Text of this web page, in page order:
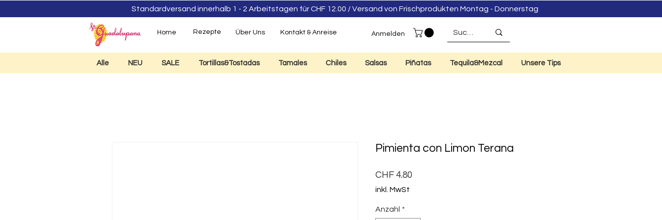
Standardversand innerhalb 1 - 2 Arbeitstagen für CHF 12.00 / Versand von Frischprodukten Montag - Donnerstag
Home Rezepte Über Uns Kontakt & Anreise Anmelden
Alle NEU SALE Tortillas&Tostadas Tamales Chiles Salsas Piñatas Tequila&Mezcal Unsere Tips
Pimienta con Limon Terana
CHF 4.80
inkl. MwSt
Anzahl *